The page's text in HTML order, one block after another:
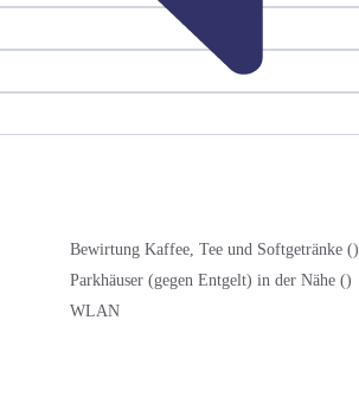
Bewirtung Kaffee, Tee und Softgetränke ()
Parkhäuser (gegen Entgelt) in der Nähe ()
WLAN